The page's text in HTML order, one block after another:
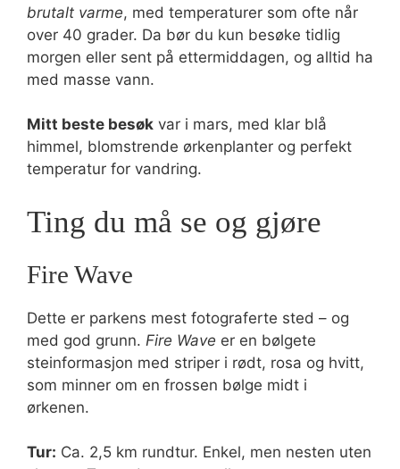
brutalt varme, med temperaturer som ofte når
over 40 grader. Da bør du kun besøke tidlig
morgen eller sent på ettermiddagen, og alltid ha
med masse vann.
Mitt beste besøk var i mars, med klar blå
himmel, blomstrende ørkenplanter og perfekt
temperatur for vandring.
Ting du må se og gjøre
Fire Wave
Dette er parkens mest fotograferte sted – og
med god grunn. Fire Wave er en bølgete
steinformasjon med striper i rødt, rosa og hvitt,
som minner om en frossen bølge midt i
ørkenen.
Tur: Ca. 2,5 km rundtur. Enkel, men nesten uten